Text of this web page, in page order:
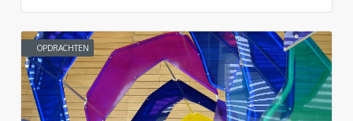
OPDRACHTEN